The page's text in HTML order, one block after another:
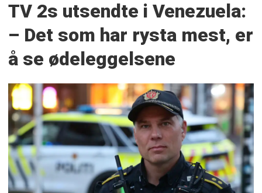
TV 2s utsendte i Venezuela:
– Det som har rysta mest, er
å se ødeleggelsene